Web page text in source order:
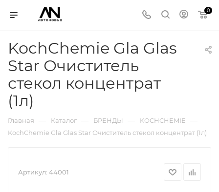
0
KochChemie Gla Glas
Star Очиститель
стекол концентрат
(1л)
Главная — Каталог — БРЕНДЫ — KOCHCHEMIE —
KochChemie Gla Glas Star Очиститель стекол концентрат (1л)
Артикул: 44001